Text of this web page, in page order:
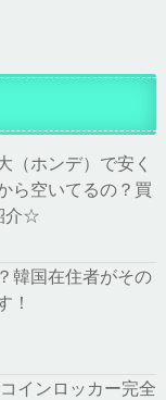
ホンデ）で安く
ら空いてるの？買
介☆
韓国在住者がその
！
インロッカー完全